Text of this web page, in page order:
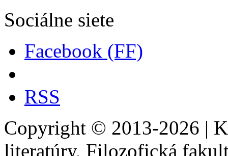
Sociálne siete
Facebook (FF)
RSS
Copyright © 2013-2026 |
literatúry, Filozofická